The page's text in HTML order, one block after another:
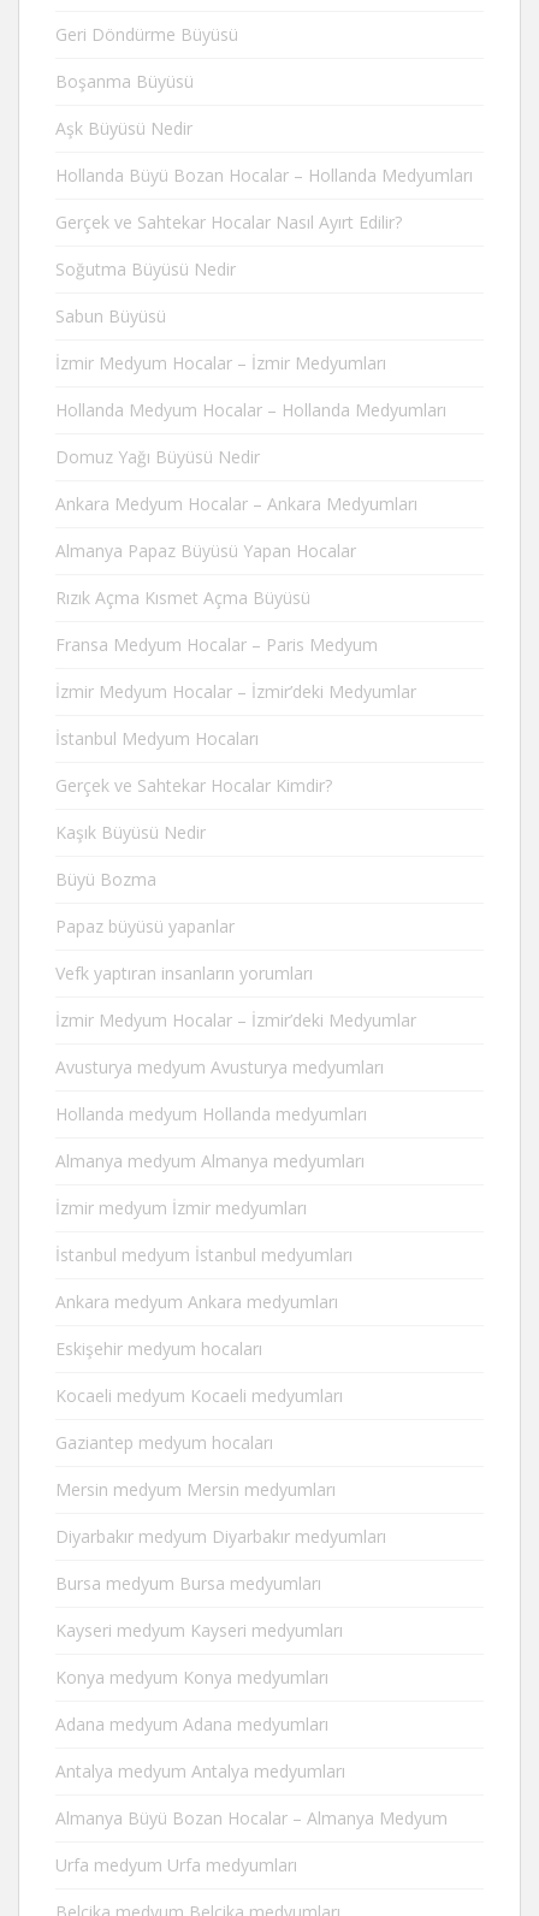
Geri Döndürme Büyüsü
Boşanma Büyüsü
Aşk Büyüsü Nedir
Hollanda Büyü Bozan Hocalar – Hollanda Medyumları
Gerçek ve Sahtekar Hocalar Nasıl Ayırt Edilir?
Soğutma Büyüsü Nedir
Sabun Büyüsü
İzmir Medyum Hocalar – İzmir Medyumları
Hollanda Medyum Hocalar – Hollanda Medyumları
Domuz Yağı Büyüsü Nedir
Ankara Medyum Hocalar – Ankara Medyumları
Almanya Papaz Büyüsü Yapan Hocalar
Rızık Açma Kısmet Açma Büyüsü
Fransa Medyum Hocalar – Paris Medyum
İzmir Medyum Hocalar – İzmir’deki Medyumlar
İstanbul Medyum Hocaları
Gerçek ve Sahtekar Hocalar Kimdir?
Kaşık Büyüsü Nedir
Büyü Bozma
Papaz büyüsü yapanlar
Vefk yaptıran insanların yorumları
İzmir Medyum Hocalar – İzmir’deki Medyumlar
Avusturya medyum Avusturya medyumları
Hollanda medyum Hollanda medyumları
Almanya medyum Almanya medyumları
İzmir medyum İzmir medyumları
İstanbul medyum İstanbul medyumları
Ankara medyum Ankara medyumları
Eskişehir medyum hocaları
Kocaeli medyum Kocaeli medyumları
Gaziantep medyum hocaları
Mersin medyum Mersin medyumları
Diyarbakır medyum Diyarbakır medyumları
Bursa medyum Bursa medyumları
Kayseri medyum Kayseri medyumları
Konya medyum Konya medyumları
Adana medyum Adana medyumları
Antalya medyum Antalya medyumları
Almanya Büyü Bozan Hocalar – Almanya Medyum
Urfa medyum Urfa medyumları